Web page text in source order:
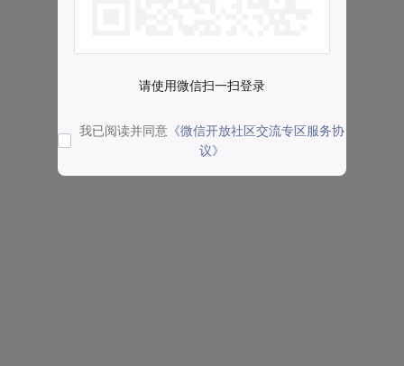
请使用微信扫一扫登录
我已阅读并同意 《微信开放社区交流专区服务协
议》